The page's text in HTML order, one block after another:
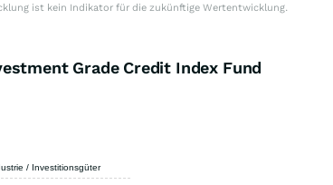
ist kein Indikator für die zukünftige Wertentwicklung.
Grade Credit Index Fund
/ Investitionsgüter